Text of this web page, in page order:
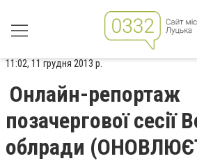
11:02, 11 грудня 2013 р.
Онлайн-репортаж
позачергової сесії
облради